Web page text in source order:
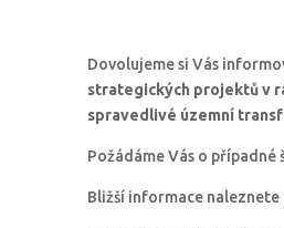
Dovolujeme si Vás
strategických projektů v
spravedlivé územní
Požádáme Vás o
Bližší informace naleznete